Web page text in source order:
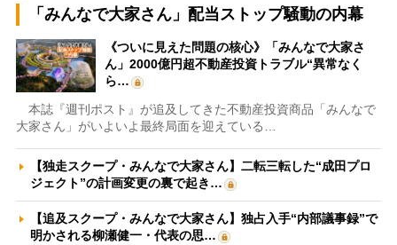
「みんなで大家さん」配当ストップ騒動の内幕
《ついに見えた問題の核心》「みんなで大家さ
ん」2000億円超不動産投資トラブル“異常なく
ら…
本誌『週刊ポスト』が追及してきた不動産投資商品「みんなで
大家さん」がいよいよ最終局面を迎えている…
【独走スクープ・みんなで大家さん】二転三転した“成田プロ
ジェクト”の計画変更の裏で起き…
【追及スクープ・みんなで大家さん】独占入手“内部議事録”で
明かされる柳瀬健一・代表の思…